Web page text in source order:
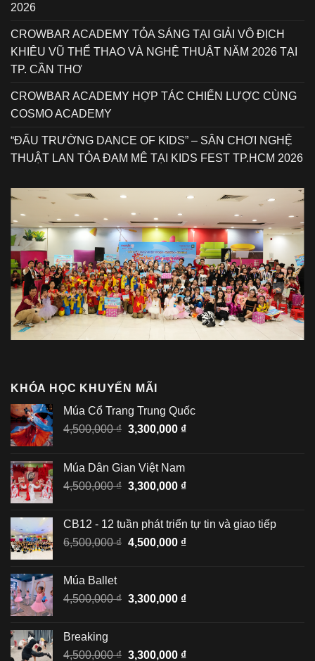
2026
CROWBAR ACADEMY TỎA SÁNG TẠI GIẢI VÔ ĐỊCH
KHIÊU VŨ THỂ THAO VÀ NGHỆ THUẬT NĂM 2026 TẠI
TP. CẦN THƠ
CROWBAR ACADEMY HỢP TÁC CHIẾN LƯỢC CÙNG
COSMO ACADEMY
“ĐẤU TRƯỜNG DANCE OF KIDS” – SÂN CHƠI NGHỆ
THUẬT LAN TỎA ĐAM MÊ TẠI KIDS FEST TP.HCM 2026
KHÓA HỌC KHUYẾN MÃI
Múa Cổ Trang Trung Quốc
4,500,000₫ Giá
4,500,000 ₫.
3,300,000 ₫Giá
3,300,000 ₫.
Múa Dân Gian Việt Nam
4,500,000₫ Giá
4,500,000 ₫.
3,300,000 ₫Giá
là:
3,300,000 ₫.
CB12 - 12 tuần phát triển tự tin và giao tiếp
6,500,000₫ Giá
4,500,000 ₫Giá
4,500,000 ₫.
Múa Ballet
4,500,000₫ Giá
3,300,000 ₫Giá
3,300,000 ₫.
Breaking
4,500,000₫ Giá
3,300,000 ₫Giá